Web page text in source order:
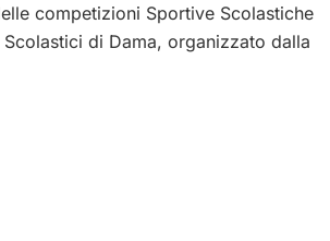
competizioni Sportive Scolastiche
di Dama, organizzato dalla